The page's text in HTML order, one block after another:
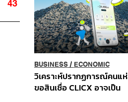
43
BUSINESS/ ECONOMIC
วิเคราะห์ปรากฏการณ์คนแห่
ขอสินเชื่อ CLICX อาจเป็น